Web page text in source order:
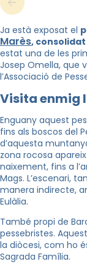
Ja està exposat el
Marès,
estat una de les
Josep Omella, que
l’Associació de
Visita enmig
Enguany aquest
fins als boscos del
d’aquesta
zona rocosa
naixement, fins a
Mags. L’escenari,
manera indirecte,
Eulàlia.
També propi de
pessebristes.
la diòcesi, com ho
Sagrada Família.